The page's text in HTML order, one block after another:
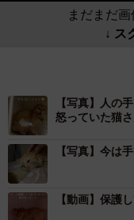
まだまだ画
↓ ス
【写真】人の
怒っていた猫
【写真】今は
【動画】保護